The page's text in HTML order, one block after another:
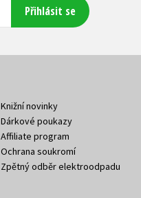
Přihlásit se
Knižní novinky
Dárkové poukazy
Affiliate program
Ochrana soukromí
Zpětný odběr elektroodpadu